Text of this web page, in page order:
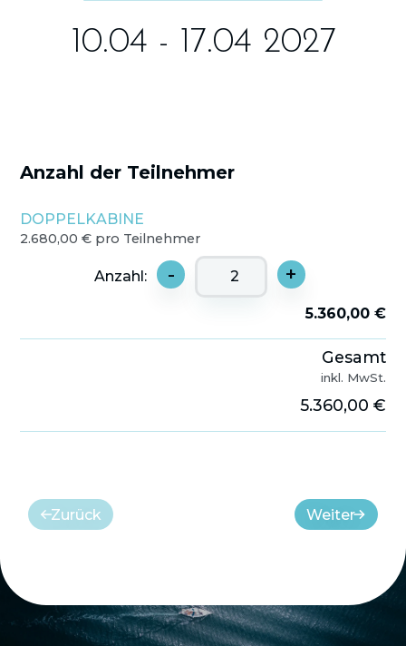
10.04 - 17.04 2027
Anzahl der Teilnehmer
DOPPELKABINE
2.680,00 € pro Teilnehmer
Anzahl: - +
5.360,00 €
Gesamt
inkl. MwSt.
5.360,00 €
Zurück Weiter